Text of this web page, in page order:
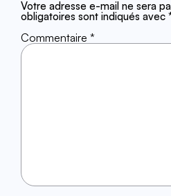
Votre adresse e-mail ne sera
obligatoires sont indiqués avec
Commentaire *